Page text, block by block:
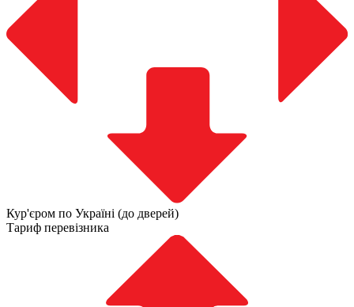
Кур'єром по Україні (до дверей)
Тариф перевізника